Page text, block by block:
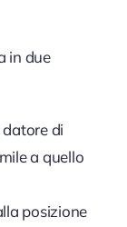
in due
di
a quello
posizione